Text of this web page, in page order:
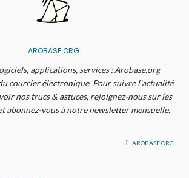
AROBASE.ORG
applications, services : Arobase.org
courrier électronique. Pour suivre l'actualité
nos trucs & astuces, rejoignez-nous sur les
abonnez-vous à notre newsletter mensuelle.
AROBASE.ORG